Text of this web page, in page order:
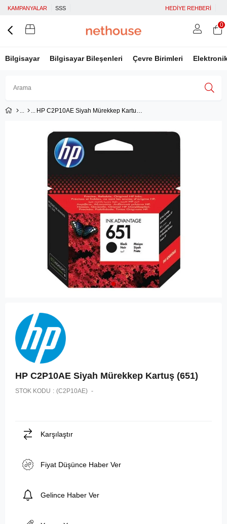
KAMPANYALAR SSS HEDİYE REHBERİ
Bilgisayar Bilgisayar Bileşenleri Çevre Birimleri
Üye Ol
0
HP C2P10AE Siyah Mürekkep Kartuş (651)
HP C2P10AE Siyah Mürekkep Kartuş (651)
STOK KODU (C2P10AE)
Karşılaştır
Fiyat Düşünce Haber Ver
Gelince Haber Ver